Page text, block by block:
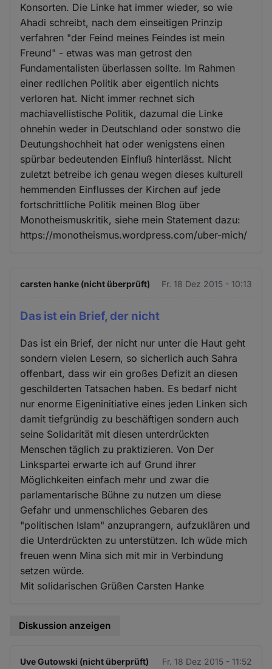
Konsorten. Die Linke hat immer wieder, so wie
Ahadi schreibt, nach dem einseitigen Prinzip
verfahren "der Feind meines Feindes ist mein
Freund" - etwas was man getrost den
Fundamentalisten überlassen sollte. Im Rahmen
einer redlichen Politik aber eigentlich nichts
verloren hat. Nicht immer rechnet sich
machiavellistische Politik, dazumal die Linke
ohnehin weder in Deutschland oder sonstwo die
Deutungshochheit hat oder wenigstens einen
spürbar bedeutenden Einfluß hinterlässt. Nicht
zuletzt betreibe ich genau wegen dieses kulturell
hemmenden Einflusses der Kirchen auf jede
fortschrittliche Politik meinen Blog über
Monotheismuskritik, siehe mein Statement dazu:
https://monotheismus.wordpress.com/uber-mich/
carsten hanke (nicht überprüft) Fr. 18 Dez 2015 - 10:13
Das ist ein Brief, der nicht
Das ist ein Brief, der nicht nur unter die Haut geht
sondern vielen Lesern, so sicherlich auch Sahra
offenbart, dass wir ein großes Defizit an diesen
geschilderten Tatsachen haben. Es bedarf nicht
nur enorme Eigeninitiative eines jeden Linken sich
damit tiefgründig zu beschäftigen sondern auch
seine Solidarität mit diesen unterdrückten
Menschen täglich zu praktizieren. Von Der
Linkspartei erwarte ich auf Grund ihrer
Möglichkeiten einfach mehr und zwar die
parlamentarische Bühne zu nutzen um diese
Gefahr und unmenschliches Gebaren des
"politischen Islam" anzuprangern, aufzuklären und
die Unterdrückten zu unterstützen. Ich wüde mich
freuen wenn Mina sich mit mir in Verbindung
setzen würde.
Mit solidarischen Grüßen Carsten Hanke
Diskussion anzeigen
Uve Gutowski (nicht überprüft) Fr. 18 Dez 2015 - 11:52